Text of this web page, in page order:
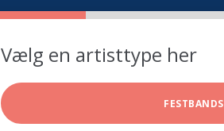
Vælg en artisttype her
FESTBANDS